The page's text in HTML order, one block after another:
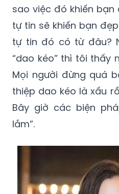
sao việc đó khiến bạn
tự tin sẽ khiến bạn
tự tin đó có từ đâu?
“dao kéo” thì tôi thấy
Mọi người đừng quá
thiệp dao kéo là xấu
Bây giờ các biện
lắm”.